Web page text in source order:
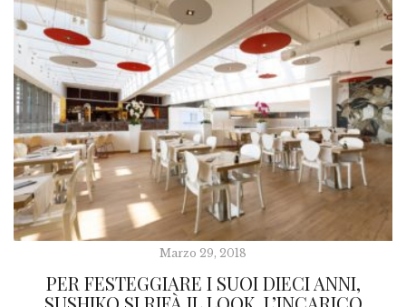
Marzo 29, 2018
PER FESTEGGIARE I SUOI DIECI ANNI,